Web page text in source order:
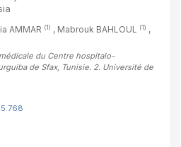
AMMAR (1) , Mabrouk BAHLOUL (1) ,
du Centre hospitalo-
de Sfax, Tunisie. 2. Université de